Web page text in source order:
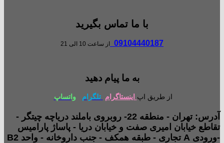
با ما تماس بگیرید
09104440187 از ساعت 10 الی 21
به ما پیام دهید
از طریق اپ اینستاگرام تلگرام واتساپ
آدرس: تهران - منطقه 22- روبروی باملند دریاچه چیتگر -
تقاطع خیابان امیری صفت و خیابان دریا - پاساژ پارامیس
-ورودی A تجاری - طبقه همکف - جنب داروخانه - واحد B2